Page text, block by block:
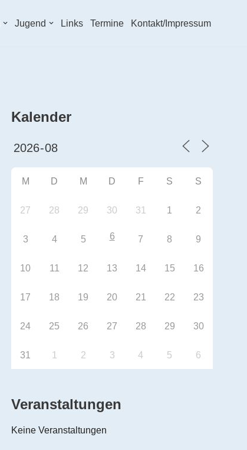
Jugend Links Termine Kontakt/Impressum
Kalender
M D M D F S S
27 28 29 30 31 1 2
3 4 5 6 7 8 9
10 11 12 13 14 15 16
17 18 19 20 21 22 23
24 25 26 27 28 29 30
31 1 2 3 4 5 6
Veranstaltungen
Keine Veranstaltungen